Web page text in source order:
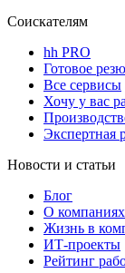
Соискателям
hh PRO
Готовое
Все сервисы
Хочу у вас
Экспертная
Новости и статьи
Блог
О
Жизнь в
ИТ-проекты
Рейтинг